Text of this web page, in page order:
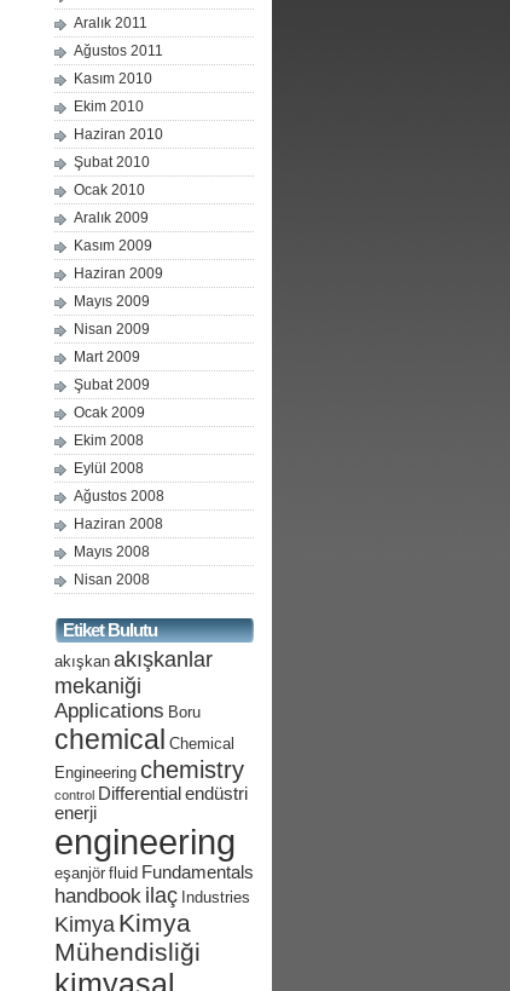
Aralık 2011
Ağustos 2011
Kasım 2010
Ekim 2010
Haziran 2010
Şubat 2010
Ocak 2010
Aralık 2009
Kasım 2009
Haziran 2009
Mayıs 2009
Nisan 2009
Mart 2009
Şubat 2009
Ocak 2009
Ekim 2008
Eylül 2008
Ağustos 2008
Haziran 2008
Mayıs 2008
Nisan 2008
Etiket Bulutu
akışkan akışkanlar
mekaniği
Applications Boru
chemical Chemical
Engineering chemistry
control Differential endüstri
enerji
engineering
eşanjör fluid Fundamentals
handbook ilaç Industries
Kimya Kimya
Mühendisliği
kimyasal